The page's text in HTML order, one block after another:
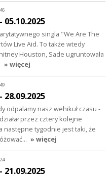
singla "We Are The
Live Aid. To także wtedy
Houston, Sade ugruntowała
» więcej
odpalamy nasz wehikuł czasu -
przez cztery kolejne
następne tygodnie jest taki, że
» więcej